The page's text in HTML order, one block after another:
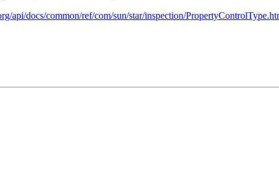
api/docs/common/ref/com/sun/star/inspection/